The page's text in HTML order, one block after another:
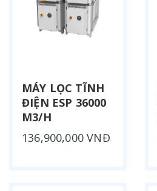
MÁY LỌC TĨNH
ĐIỆN ESP 36000
M3/H
136,900,000 VNĐ